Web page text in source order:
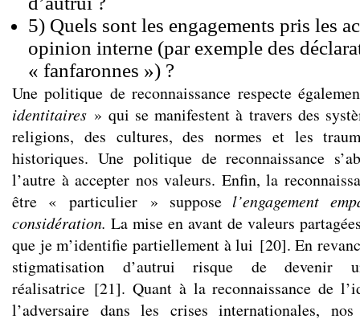
5) Quels sont les engagements pris les
opinion interne (par exemple des
« fanfaronnes ») ?
Une politique de reconnaissance respecte
identitaires » qui se manifestent à travers des
religions, des cultures, des normes et les
historiques. Une politique de reconnaissance
l’autre à accepter nos valeurs. Enfin, la
être « particulier » supposel’engagement
considération. La mise en avant de valeurs
que je m’identifie partiellement à lui [20]. En
stigmatisation d’autrui risque de devenir
réalisatrice [21]. Quant à la reconnaissance de
l’adversaire dans les crises internationales,